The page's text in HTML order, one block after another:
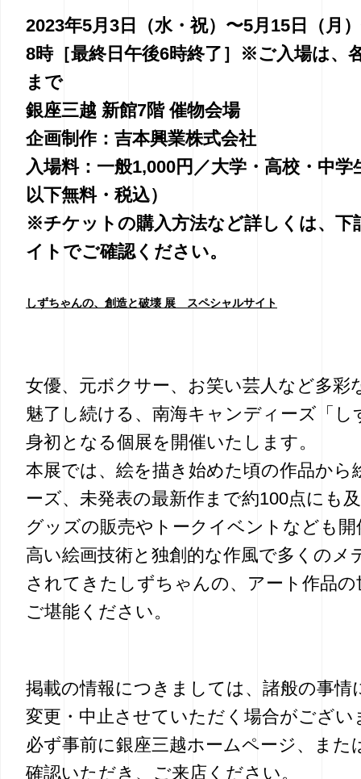
2023年5月3日（水・祝）〜5月15日（月
8時［最終日午後6時終了］※ご入場は、
まで
銀座三越 新館7階 催物会場
企画制作：吉本興業株式会社
入場料：一般1,000円／大学・高校・中学
以下無料・税込）
※チケットの購入方法など詳しくは、下
イトでご確認ください。
しずちゃんの、創造と破壊 展 スペシャルサイト
女優、元ボクサー、お笑い芸人など多彩
魅了し続ける、南海キャンディーズ「し
身初となる個展を開催いたします。
本展では、絵を描き始めた頃の作品から
ーズ、未発表の最新作まで約100点にも
グッズの販売やトークイベントなども
高い絵画技術と独創的な作風で多くのメ
されてきたしずちゃんの、アート作品
ご堪能ください。
掲載の情報につきましては、諸般の事情
変更・中止させていただく場合がござい
必ず事前に銀座三越ホームページ、また
確認いただき、ご来店ください。